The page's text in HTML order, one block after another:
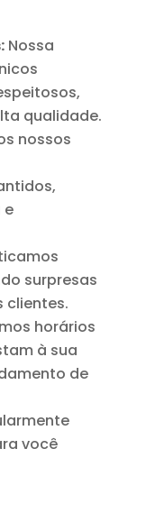
Nossa
qualidade.
nossos
e
surpresas
clientes.
horários
à sua
de
você